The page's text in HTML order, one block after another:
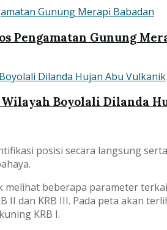
Pengamatan Gunung
Boyolali Dilanda
posisi secara langsung
beberapa parameter
II dan KRB III. Pada peta akan
KRB I.